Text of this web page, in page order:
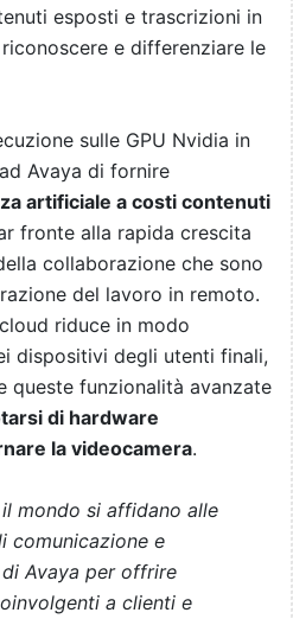
esposti e trascrizioni in
e differenziare le
sulle GPU Nvidia in
Avaya di fornire
artificiale a costi contenuti
fronte alla rapida crescita
collaborazione che sono
del lavoro in remoto.
riduce in modo
dispositivi degli utenti finali,
queste funzionalità avanzate
di hardware
la videocamera.
mondo si affidano alle
comunicazione e
Avaya per offrire
a clienti e